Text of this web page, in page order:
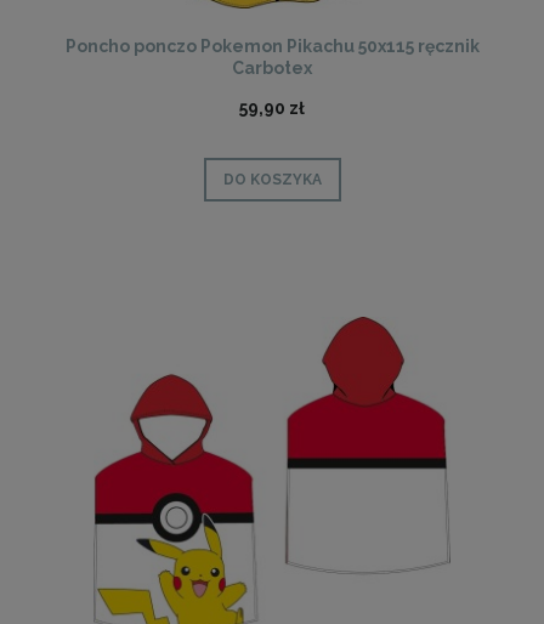
Poncho ponczo Pokemon Pikachu 50x115 ręcznik
Carbotex
59,90 zł
DO KOSZYKA